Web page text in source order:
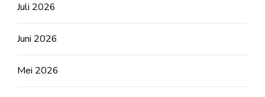
Juli 2026
Juni 2026
Mei 2026